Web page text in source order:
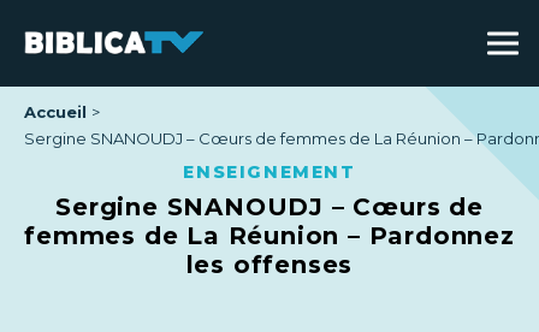
Accueil
Sergine SNANOUDJ – Cœurs de femmes de La Réunion –
ENSEIGNEMENT
Sergine SNANOUDJ – Cœurs de
femmes de La Réunion – Pardonnez
les offenses